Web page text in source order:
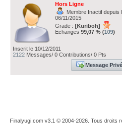
Hors Ligne
Membre Inactif depuis
06/11/2015
Grade : [Kuriboh]
Echanges 99,07 % (109)
Inscrit le 10/12/2011
2122 Messages/ 0 Contributions/ 0 Pts
Message Privé
Finalyugi.com v3.1 © 2004-2026. Tous droits